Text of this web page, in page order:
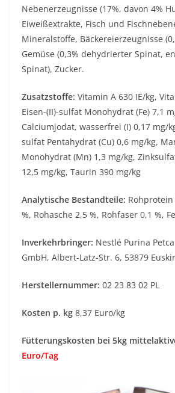
Nebenerzeugnisse (17%, davon 4%
Eiweißextrakte, Fisch und
Mineralstoffe, Bäckereierzeugnisse
Gemüse (0,3% dehydrierter Spinat,
Spinat), Zucker.
Zusatzstoffe: Vitamin A 630 IE/kg,
Eisen-(II)-sulfat Monohydrat (Fe) 7,1
Calciumjodat, wasserfrei (I) 0,17 mg/
sulfat Pentahydrat (Cu) 0,6 mg/kg,
Monohydrat (Mn) 1,3 mg/kg,
12,5 mg/kg, Taurin 390 mg/kg
Analytische Bestandteile:
%, Rohasche 2,5 %, Rohfaser 0,1 %,
Inverkehrbringer: Nestlé Purina
GmbH, Albert-Latz-Str. 6, 53879
Herstellernummer: 02 23 83 02 PL
Kosten p. kg 8,37 Euro/kg
Fütterungskosten bei 5kg
Euro/Tag